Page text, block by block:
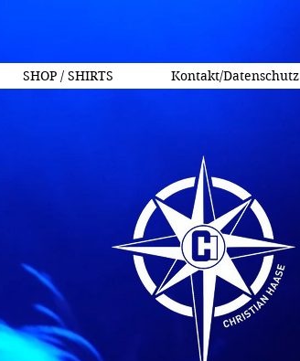
SHOP / SHIRTS Kontakt/Datenschutz